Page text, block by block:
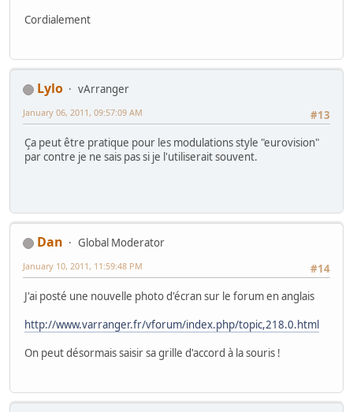
Cordialement
Lylo
vArranger
#13
January 06, 2011, 09:57:09 AM
Ça peut être pratique pour les modulations style "eurovision"
par contre je ne sais pas si je l'utiliserait souvent.
Dan
Global Moderator
#14
January 10, 2011, 11:59:48 PM
J'ai posté une nouvelle photo d'écran sur le forum en anglais
http://www.varranger.fr/vforum/index.php/topic,218.0.html
On peut désormais saisir sa grille d'accord à la souris !